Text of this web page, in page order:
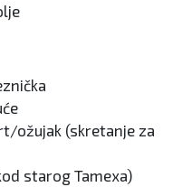
ožujak (skretanje za
starog Tamexa)